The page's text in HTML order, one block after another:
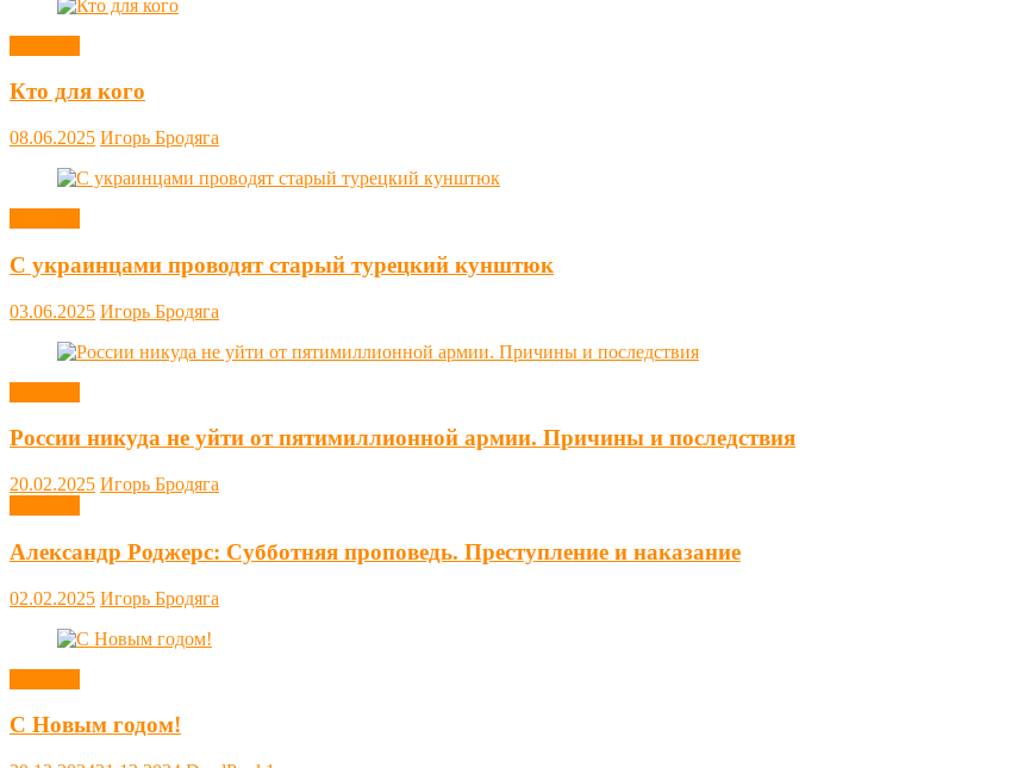
Кто для кого
08.06.2025 Игорь Бродяга
С украинцами проводят старый турецкий кунштюк
03.06.2025 Игорь Бродяга
России никуда не уйти от пятимиллионной армии. Причины и последствия
20.02.2025 Игорь Бродяга
Александр Роджерс: Субботняя проповедь. Преступление и наказание
02.02.2025 Игорь Бродяга
С Новым годом!